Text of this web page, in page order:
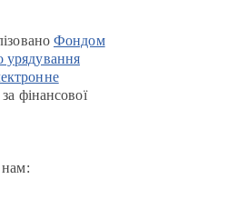
Фондом
урядування
фінансової
нам: